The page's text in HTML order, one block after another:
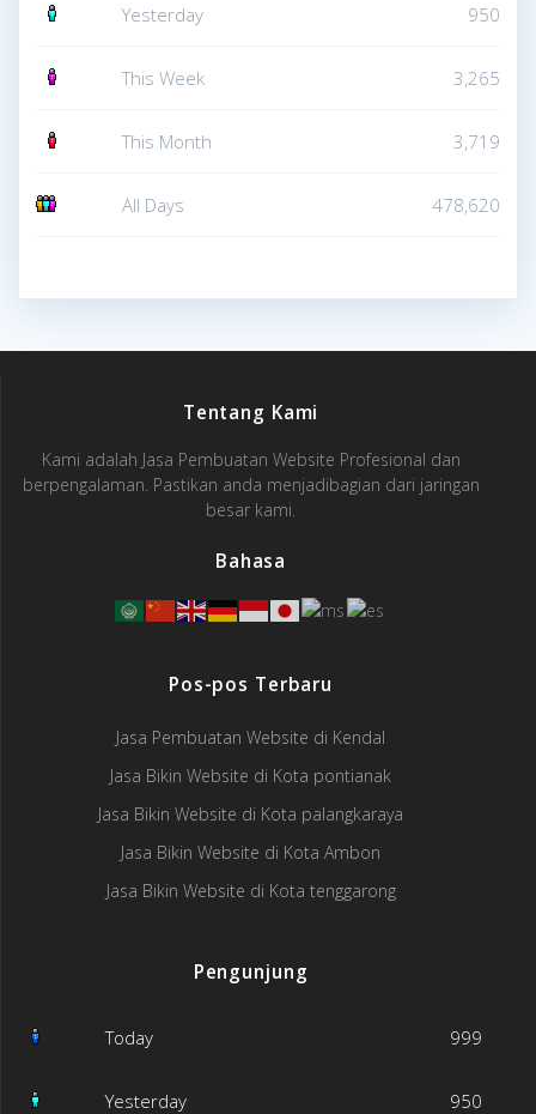
Yesterday 950
This Week 3,265
This Month 3,719
All Days 478,620
Tentang Kami
Kami adalah Jasa Pembuatan Website Profesional dan
berpengalaman. Pastikan anda menjadibagian dari jaringan
besar kami.
Bahasa
Pos-pos Terbaru
Jasa Pembuatan Website di Kendal
Jasa Bikin Website di Kota pontianak
Jasa Bikin Website di Kota palangkaraya
Jasa Bikin Website di Kota Ambon
Jasa Bikin Website di Kota tenggarong
Pengunjung
Today 999
Yesterday 950